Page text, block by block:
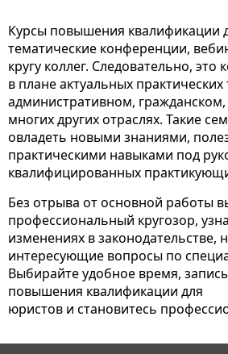
Курсы повышения квалификации
тематические конференции,
кругу коллег. Следовательно,
в плане актуальных практических
административном,
многих других отраслях. Такие
овладеть новыми знаниями,
практическими навыками под
квалифицированных
Без отрыва от основной работы
профессиональный кругозор,
изменениях в законодательстве,
интересующие вопросы по
Выбирайте удобное время,
повышения квалификации для
юристов и становитесь